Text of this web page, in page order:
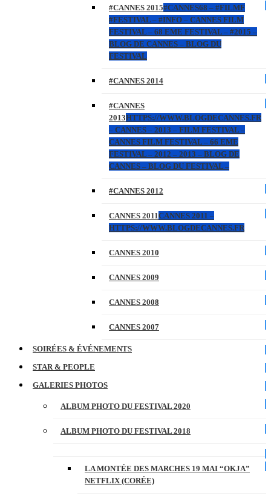
#CANNES 2015#CANNES68 – #FILMF
#FESTIVAL – #INFO – CANNES FILM
FESTIVAL – 68 EME FESTIVAL – #2015 –
BLOG DE CANNES – BLOG DU
FESTIVAL
#CANNES 2014
#CANNES
2013HTTPS://WWW.BLOGDECANNES.FR
– CANNES – 2013 – FILM FESTIVAL –
CANNES FILM FESTIVAL – 66 EME
FESTIVAL – 2012 – 2013 – BLOG DE
CANNES – BLOG DU FESTIVAL –
#CANNES 2012
CANNES 2011CANNES 2011 –
HTTPS://WWW.BLOGDECANNES.FR
CANNES 2010
CANNES 2009
CANNES 2008
CANNES 2007
SOIRÉES & ÉVÉNEMENTS
STAR & PEOPLE
GALERIES PHOTOS
ALBUM PHOTO DU FESTIVAL 2020
ALBUM PHOTO DU FESTIVAL 2018
LA MONTÉE DES MARCHES 19 MAI “OKJA”
NETFLIX (CORÉE)